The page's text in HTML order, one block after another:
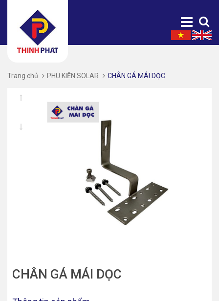
Trang chủ PHỤ KIỆN SOLAR CHÂN GÁ MÁI DỌC
CHÂN GÁ MÁI DỌC